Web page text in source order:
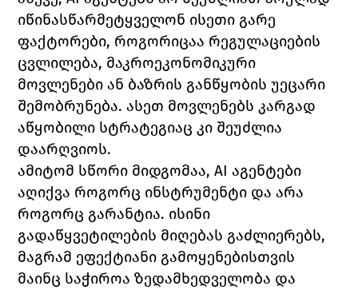
იწინასწარმეტყველონ ისეთი გარე
ფაქტორები, როგორიცაა რეგულაციების
ცვლილება, მაკროეკონომიკური
მოვლენები ან ბაზრის განწყობის უეცარი
შემობრუნება. ასეთ მოვლენებს კარგად
აწყობილი სტრატეგიაც კი შეუძლია
დაარღვიოს.
ამიტომ სწორი მიდგომაა, AI აგენტები
აღიქვა როგორც ინსტრუმენტი და არა
როგორც გარანტია. ისინი
გადაწყვეტილების მიღებას გაძლიერებს,
მაგრამ ეფექტიანი გამოყენებისთვის
მაინც საჭიროა ზედამხედველობა და